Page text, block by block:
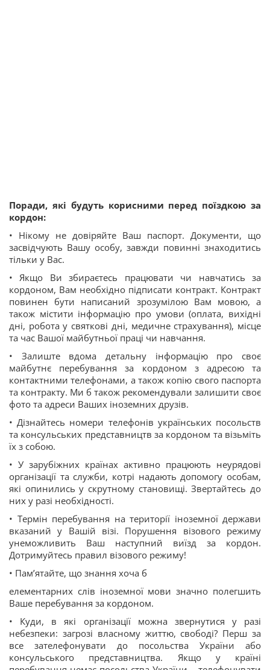
Поради, які будуть корисними перед поїздкою за
кордон:
• Нікому не довіряйте Ваш паспорт. Документи, що
засвідчують Вашу особу, завжди повинні знаходитись
тільки у Вас.
• Якщо Ви збираєтесь працювати чи навчатись за
кордоном, Вам необхідно підписати контракт. Контракт
повинен бути написаний зрозумілою Вам мовою, а
також містити інформацію про умови (оплата, вихідні
дні, робота у святкові дні, медичне страхування), місце
та час Вашої майбутньої праці чи навчання.
• Залиште вдома детальну інформацію про своє
майбутнє перебування за кордоном з адресою та
контактними телефонами, а також копію свого паспорта
та контракту. Ми б також рекомендували залишити своє
фото та адреси Ваших іноземних друзів.
• Дізнайтесь номери телефонів українських посольств
та консульських представництв за кордоном та візьміть
їх з собою.
• У зарубіжних країнах активно працюють неурядові
організації та служби, котрі надають допомогу особам,
які опинились у скрутному становищі. Звертайтесь до
них у разі необхідності.
• Термін перебування на території іноземної держави
вказаний у Вашій візі. Порушення візового режиму
унеможливить Ваш наступний виїзд за кордон.
Дотримуйтесь правил візового режиму!
• Пам’ятайте, що знання хоча б
елементарних слів іноземної мови значно полегшить
Ваше перебування за кордоном.
• Куди, в які організації можна звернутися у разі
небезпеки: загрозі власному життю, свободі? Перш за
все зателефонувати до посольства України або
консульського представництва. Якщо у країні